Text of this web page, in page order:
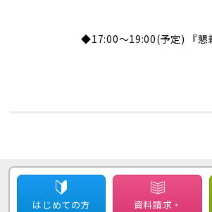
◆17:00～19:00(予定) 『懇
はじめての方
資料請求・